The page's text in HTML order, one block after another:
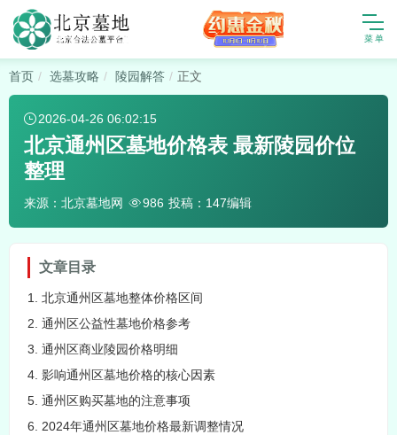
首页 选墓攻略 陵园解答 正文
2026-04-26 06:02:15
北京通州区墓地价格表 最新陵园价位
整理
来源：北京墓地网 986 投稿：147编辑
文章目录
1. 北京通州区墓地整体价格区间
2. 通州区公益性墓地价格参考
3. 通州区商业陵园价格明细
4. 影响通州区墓地价格的核心因素
5. 通州区购买墓地的注意事项
6. 2024年通州区墓地价格最新调整情况